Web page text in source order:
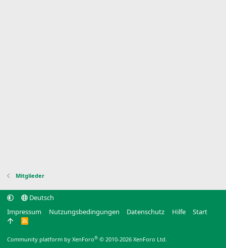
Mitglieder
Deutsch
Impressum
Nutzungsbedingungen Datenschutz Hilfe Start
R
Community platform by XenForo® © 2010-2026 XenForo Ltd.